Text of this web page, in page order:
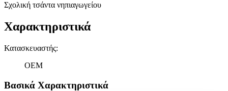
Σχολική τσάντα νηπιαγωγείου
Χαρακτηριστικά
Κατασκευαστής:
OEM
Βασικά Χαρακτηριστικά